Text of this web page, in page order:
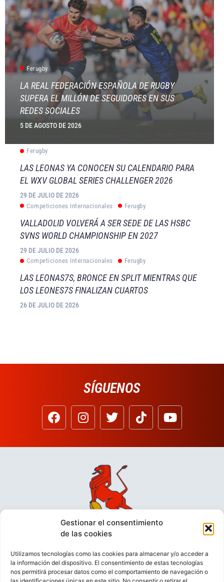
Gestionar el consentimiento
de las cookies
Utilizamos tecnologías como las cookies para almacenar y/o acceder a
la información del dispositivo. El consentimiento de estas tecnologías
nos permitirá procesar datos como el comportamiento de navegación o
Ferugby
LA REAL FEDERACIÓN ESPAÑOLA DE RUGBY
SUPERA EL MILLÓN DE SEGUIDORES EN SUS
REDES SOCIALES
5 DE AGOSTO DE 2026
Ferugby
LAS LEONAS YA CONOCEN SU CALENDARIO PARA
EL WXV GLOBAL SERIES CHALLENGER 2026
29 DE JULIO DE 2026
Competiciones Internacionales Ferugby
VALLADOLID VOLVERÁ A SER SEDE DE LAS HSBC
SVNS WORLD CHAMPIONSHIP EN 2027
29 DE JULIO DE 2026
Competiciones Internacionales Ferugby
LAS LEONAS7S, BRONCE EN SPLIT MIENTRAS QUE
LOS LEONES7S FINALIZAN CUARTOS
26 DE JULIO DE 2026
SÍGUENOS